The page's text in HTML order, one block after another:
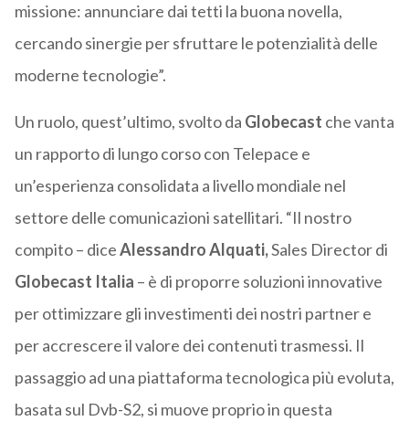
missione: annunciare dai tetti la buona novella,
cercando sinergie per sfruttare le potenzialità delle
moderne tecnologie”.
Un ruolo, quest’ultimo, svolto da Globecast che vanta
un rapporto di lungo corso con Telepace e
un’esperienza consolidata a livello mondiale nel
settore delle comunicazioni satellitari. “Il nostro
compito – diceAlessandro Alquati,Sales Director di
Globecast Italia – è di proporre soluzioni innovative
per ottimizzare gli investimenti dei nostri partner e
per accrescere il valore dei contenuti trasmessi. Il
passaggio ad una piattaforma tecnologica più evoluta,
basata sul Dvb-S2, si muove proprio in questa